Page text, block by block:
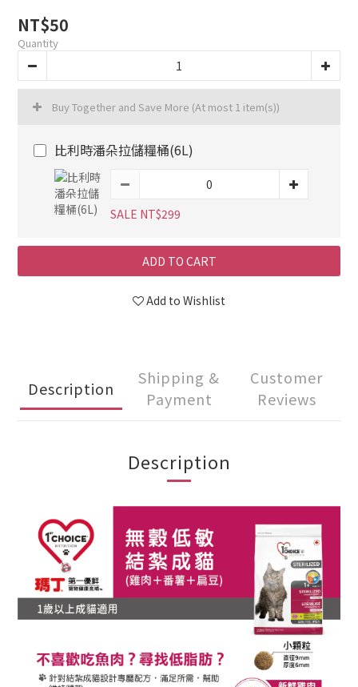
NT$50
Quantity
Buy Together and Save More (At most 1 item(s))
比利時潘朵拉儲糧桶(6L)
SALE NT$299
ADD TO CART
Add to Wishlist
Description
Shipping &
Payment
Customer
Reviews
Description